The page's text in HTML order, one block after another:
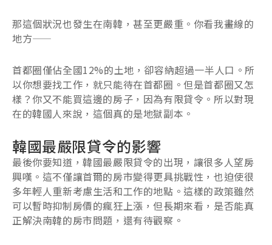
那這個狀況也發生在南韓，甚至更嚴重。你看我畫線的
地方——
首都圈僅佔全國12%的土地，卻容納超過一半人口。所
以你想要找工作，就只能待在首都圈。但是首都圈又怎
樣？你又不能買這邊的房子，因為有限貸令。所以對現
在的韓國人來說，這個真的是地獄副本。
韓國最嚴限貸令的影響
最後你要知道，韓國最嚴限貸令的出現，讓很多人望房
興嘆。這不僅讓首爾的房市變得更具挑戰性，也迫使很
多年輕人重新考慮生活和工作的地點。這樣的政策雖然
可以暫時抑制房價的瘋狂上漲，但長期來看，是否能真
正解決南韓的房市問題，還有待觀察。